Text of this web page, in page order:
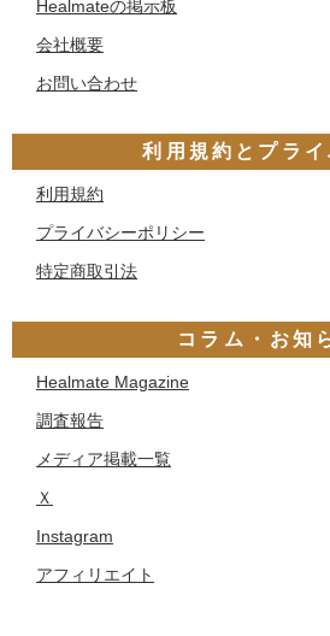
Healmateの掲示板
会社概要
お問い合わせ
利用規約とプライ
利用規約
プライバシーポリシー
特定商取引法
コラム・お知
Healmate Magazine
調査報告
メディア掲載一覧
Ｘ
Instagram
アフィリエイト